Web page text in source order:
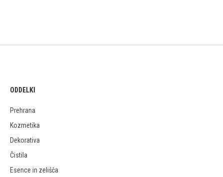
ODDELKI
Prehrana
Kozmetika
Dekorativa
Čistila
Esence in zelišča